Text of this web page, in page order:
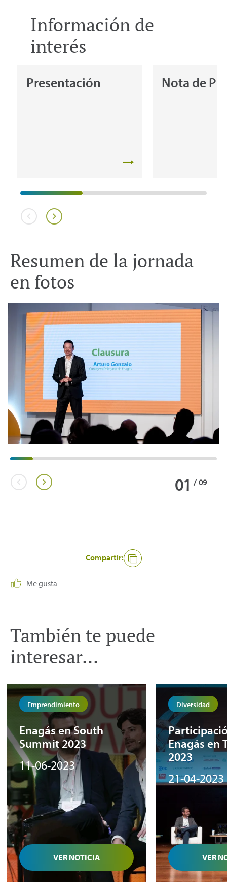
Información de
interés
Presentación Nota de
Resumen de la jornada
en fotos
Descargar
Descargar
Descargar
Descargar
01 / 09
Compartir:
Me gusta
También te puede
interesar...
Emprendimiento
Enagás en South
Summit 2023
11-06-2023
VER NOTICIA
Diversidad
Enagás en
2023
21-04-2023
VER